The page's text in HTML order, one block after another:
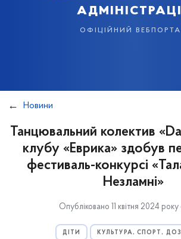
офіційний
Новини
Танцювальний колектив
клубу «Еврика» здобув
фестиваль-конкурсі
Незламні»
Опубліковано 11 квітня 2024
ДІТИ КУЛЬТУРА, СПОРТ,